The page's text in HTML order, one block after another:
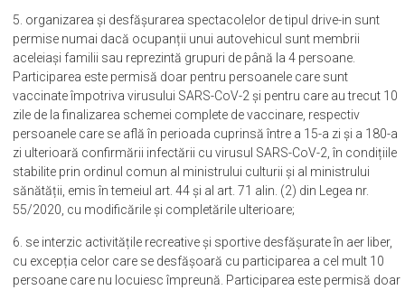
5. organizarea și desfășurarea spectacolelor de tipul drive-in sunt
permise numai dacă ocupanții unui autovehicul sunt membrii
aceleiași familii sau reprezintă grupuri de până la 4 persoane.
Participarea este permisă doar pentru persoanele care sunt
vaccinate împotriva virusului SARS-CoV-2 și pentru care au trecut 10
zile de la finalizarea schemei complete de vaccinare, respectiv
persoanele care se află în perioada cuprinsă între a 15-a zi și a 180-a
zi ulterioară confirmării infectării cu virusul SARS-CoV-2, în condițiile
stabilite prin ordinul comun al ministrului culturii și al ministrului
sănătății, emis în temeiul art. 44 și al art. 71 alin. (2) din Legea nr.
55/2020, cu modificările și completările ulterioare;
6. se interzic activitățile recreative și sportive desfășurate în aer liber,
cu excepția celor care se desfășoară cu participarea a cel mult 10
persoane care nu locuiesc împreună. Participarea este permisă doar